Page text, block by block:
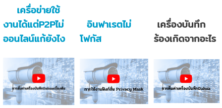
เครื่อข่ายใช้
งานได้แต่P2Pไม่
ออนไลน์แก้ยังไง
อินฟาเรตไม่
โฟกัส
เครื่องบันทึก
ร้องเกิดจากอะไร